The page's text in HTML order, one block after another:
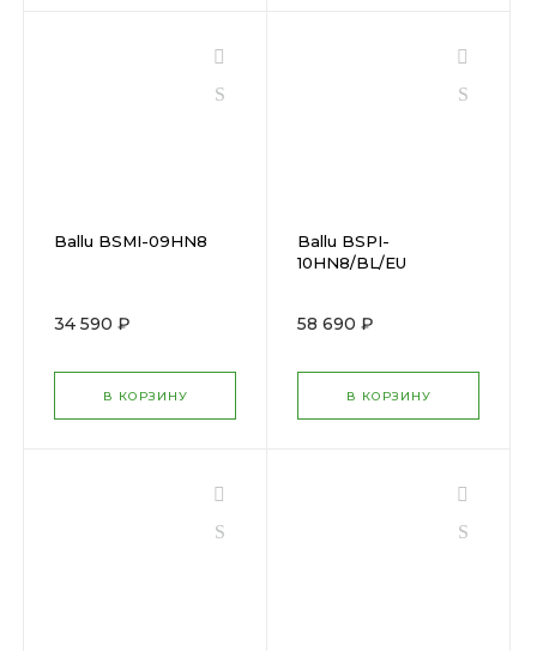
Ballu BSMI-09HN8
34 590 ₽
В КОРЗИНУ
Ballu BSPI-
10HN8/BL/EU
58 690 ₽
В КОРЗИНУ